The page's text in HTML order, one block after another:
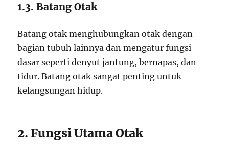
1.3. Batang Otak
Batang otak menghubungkan otak dengan
bagian tubuh lainnya dan mengatur fungsi
dasar seperti denyut jantung, bernapas, dan
tidur. Batang otak sangat penting untuk
kelangsungan hidup.
2. Fungsi Utama Otak